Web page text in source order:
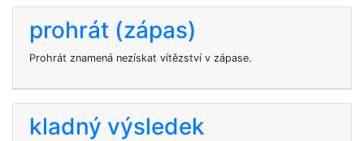
prohrát (zápas)
Prohrát znamená nezískat vítězství v zápase.
kladný výsledek